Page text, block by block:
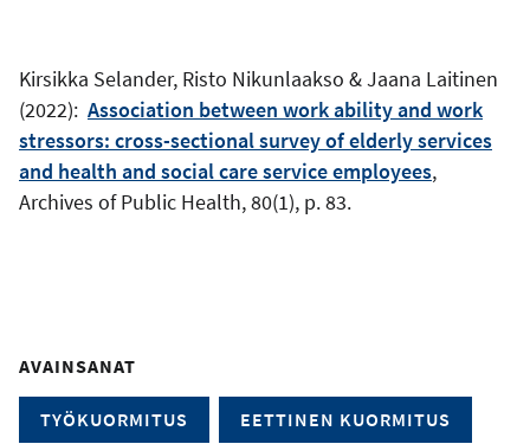
Kirsikka Selander, Risto Nikunlaakso & Jaana Laitinen
(2022): Association between work ability and work
stressors: cross-sectional survey of elderly services
and health and social care service employees,
Archives of Public Health, 80(1), p. 83.
AVAINSANAT
TYÖKUORMITUS EETTINEN KUORMITUS